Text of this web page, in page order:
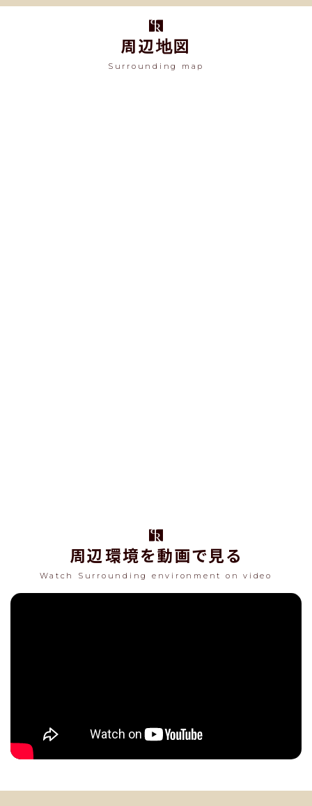
周辺地図
Surrounding map
周辺環境を動画で見る
Watch Surrounding environment on video